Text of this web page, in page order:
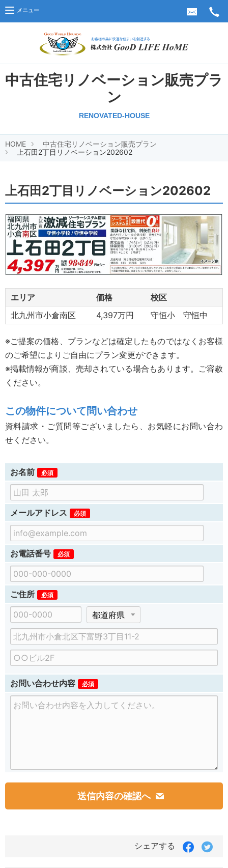
メニュー
中古住宅リノベーション販売プラ
ン
RENOVATED-HOUSE
HOME
中古住宅リノベーション販売プラン
上石田2丁目リノベーション202602
上石田2丁目リノベーション202602
エリア 価格
校区
北九州市小倉南区
4,397万円 守恒小 守恒中
※ご提案の価格、プランなどは確定したものではなくお客様
のご希望によりご自由にプラン変更ができます。
※掲載情報が商談、売却されている場合もあります。ご容赦
ください。
この物件について問い合わせ
資料請求・ご質問等ございましたら、お気軽にお問い合わ
せください。
お名前 必須
メールアドレス 必須
お電話番号 必須
ご住所 必須
郵
便
番
号
都
道
府
県
市
区
町
、
番
地
建
物
名
お問い合わせ内容 必須
シェアする